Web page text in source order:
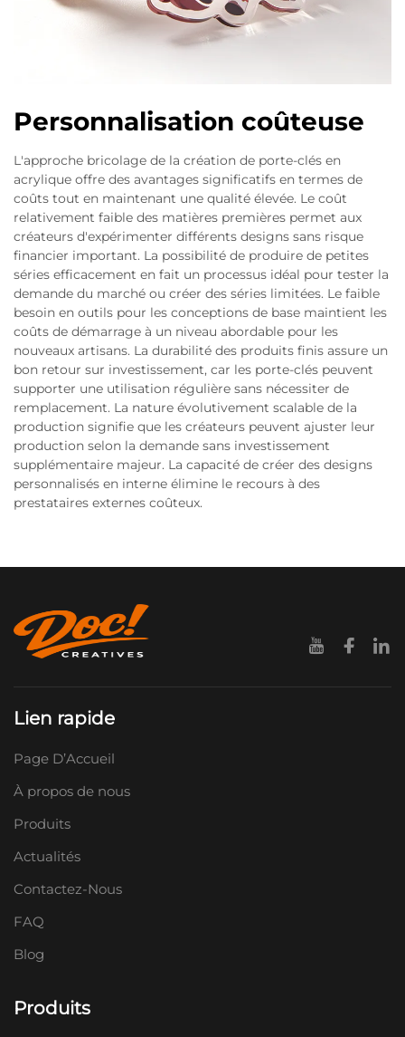
Personnalisation coûteuse
L'approche bricolage de la création de porte-clés en
acrylique offre des avantages significatifs en termes de
coûts tout en maintenant une qualité élevée. Le coût
relativement faible des matières premières permet aux
créateurs d'expérimenter différents designs sans risque
financier important. La possibilité de produire de petites
séries efficacement en fait un processus idéal pour tester la
demande du marché ou créer des séries limitées. Le faible
besoin en outils pour les conceptions de base maintient les
coûts de démarrage à un niveau abordable pour les
nouveaux artisans. La durabilité des produits finis assure un
bon retour sur investissement, car les porte-clés peuvent
supporter une utilisation régulière sans nécessiter de
remplacement. La nature évolutivement scalable de la
production signifie que les créateurs peuvent ajuster leur
production selon la demande sans investissement
supplémentaire majeur. La capacité de créer des designs
personnalisés en interne élimine le recours à des
prestataires externes coûteux.
Lien rapide
Page D’Accueil
À propos de nous
Produits
Actualités
Contactez-Nous
FAQ
Blog
Produits